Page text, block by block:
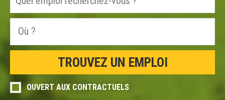
OUVERT AUX CONTRACTUELS